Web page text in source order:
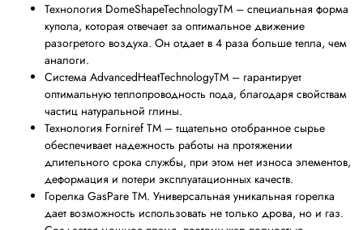
Технология DomeShapeTechnologyTM – специальная форма
купола, которая отвечает за оптимальное движение
разогретого воздуха. Он отдает в 4 раза больше тепла, чем
аналоги.
Система AdvancedHeatTechnologyTM – гарантирует
оптимальную теплопроводность пода, благодаря свойствам
частиц натуральной глины.
Технология Forniref TM – тщательно отобранное сырье
обеспечивает надежность работы на протяжении
длительного срока службы, при этом нет износа элементов,
деформация и потери эксплуатационных качеств.
Горелка GasPare TM. Универсальная уникальная горелка
дает возможность использовать не только дрова, но и газ.